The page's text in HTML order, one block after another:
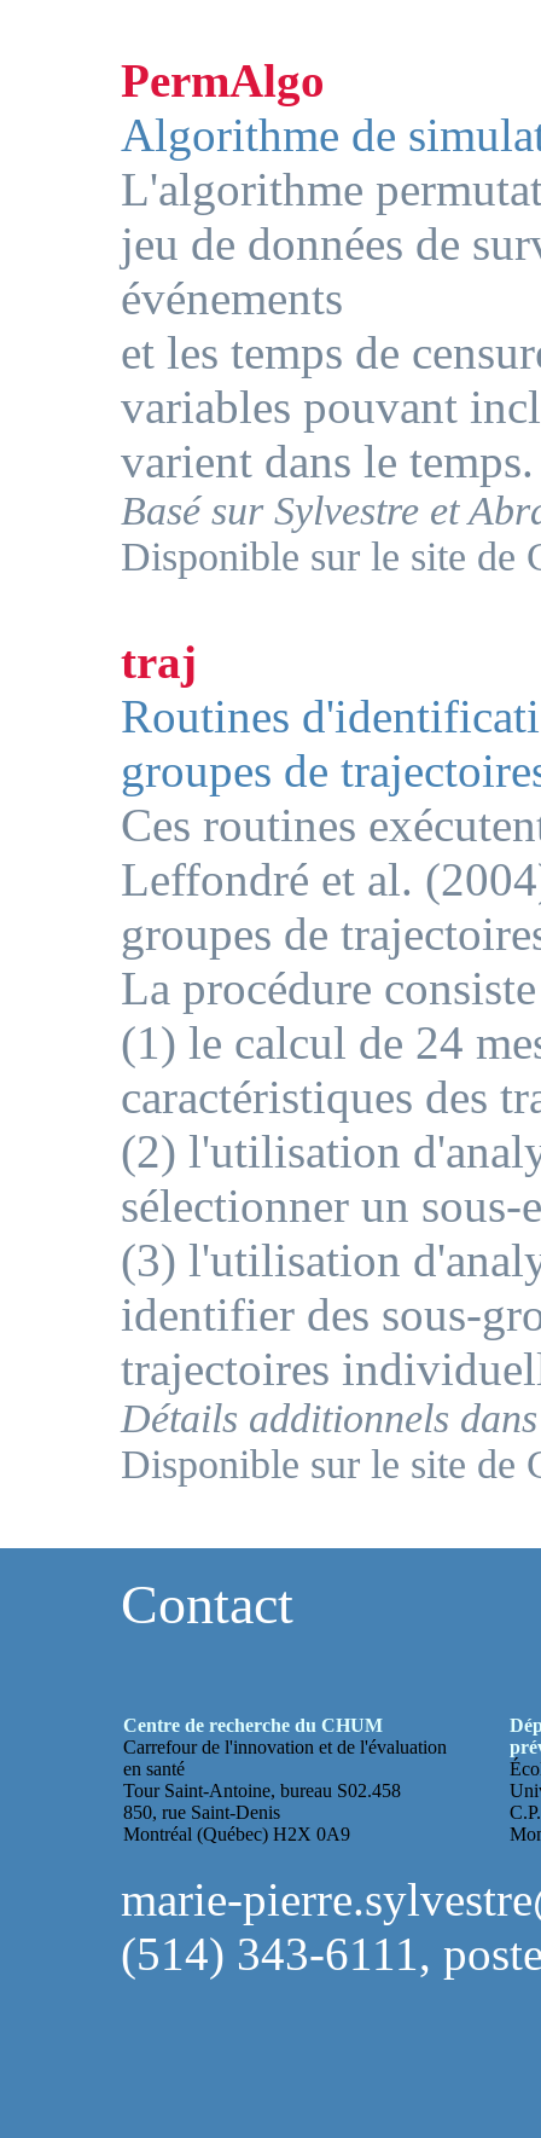
PermAlgo
Algorithme de
L'algorithme
jeu de données de
événements
et les temps de
variables pouvant
varient dans le temps.
Basé sur Sylvestre et
Disponible sur le site de
traj
Routines
groupes de
Ces routines
Leffondré et al.
groupes de
La procédure
(1) le calcul de 24
caractéristiques des
(2) l'utilisation
sélectionner un sous-
(3) l'utilisation
identifier des sous-
trajectoires
Détails additionnels
Disponible sur le site de
Contact
Centre de recherche du CHUM
Carrefour de l'innovation et de l'évaluation
en santé
Tour Saint-Antoine, bureau S02.458
850, rue Saint-Denis
Montréal (Québec) H2X 0A9
marie-
(514) 343-6111,